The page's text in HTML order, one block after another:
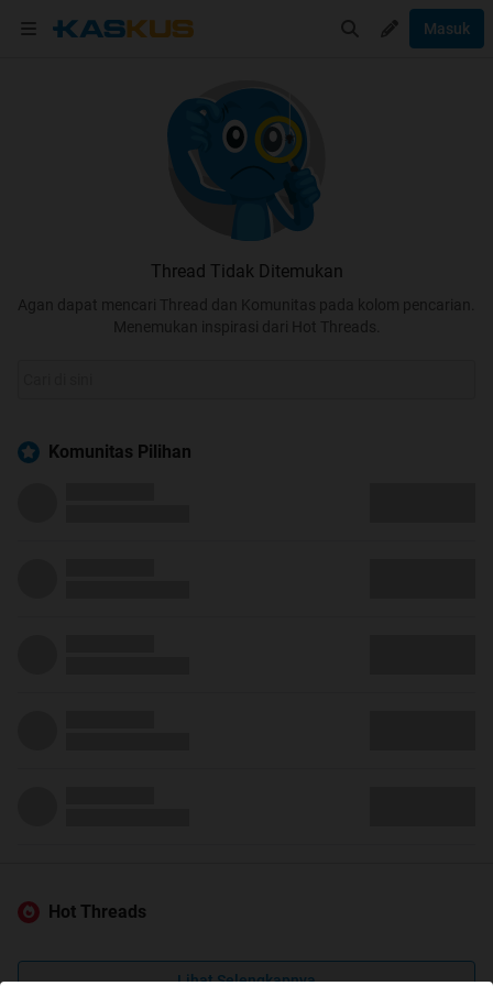
Masuk
Thread Tidak Ditemukan
Agan dapat mencari Thread dan Komunitas pada kolom pencarian.
Menemukan inspirasi dari Hot Threads.
Komunitas Pilihan
Hot Threads
Lihat Selengkapnya